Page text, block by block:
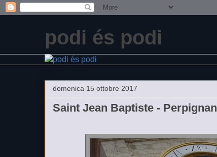
podi és podi
domenica 15 ottobre 2017
Saint Jean Baptiste - Perpignan